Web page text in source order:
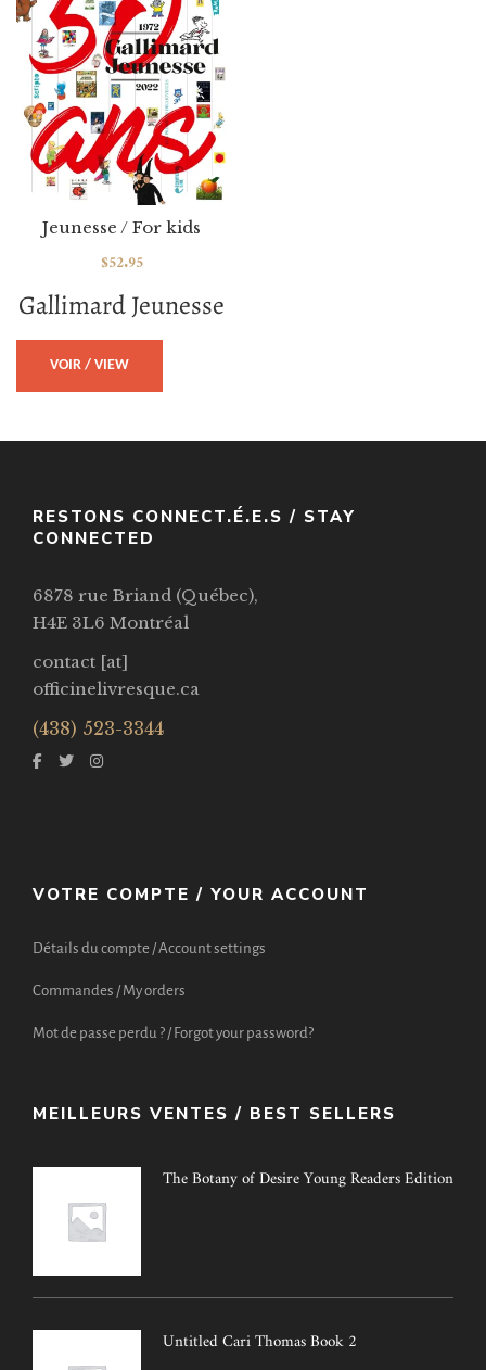
Gallimard Jeunesse
Jeunesse / For kids
$52.95
VOIR / VIEW
RESTONS CONNECT.É.E.S / STAY
CONNECTED
6878 rue Briand (Québec),
H4E 3L6 Montréal
contact [at]
officinelivresque.ca
(438) 523-3344
VOTRE COMPTE / YOUR ACCOUNT
Détails du compte / Account settings
Commandes / My orders
Mot de passe perdu ? / Forgot your password?
MEILLEURS VENTES / BEST SELLERS
The Botany of Desire Young Readers Edition
Untitled Cari Thomas Book 2